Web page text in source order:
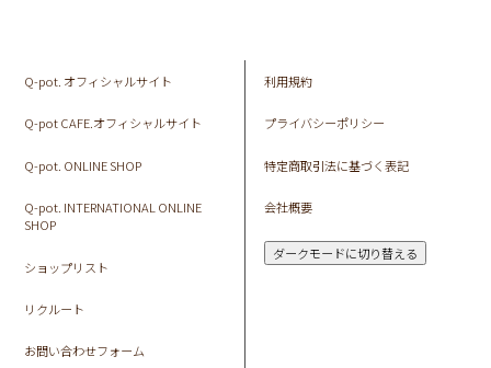
Q-pot. オフィシャルサイト
Q-pot CAFE.オフィシャルサイト
Q-pot. ONLINE SHOP
Q-pot. INTERNATIONAL ONLINE
SHOP
ショップリスト
リクルート
お問い合わせフォーム
利用規約
プライバシーポリシー
特定商取引法に基づく表記
会社概要
ダークモードに切り替える